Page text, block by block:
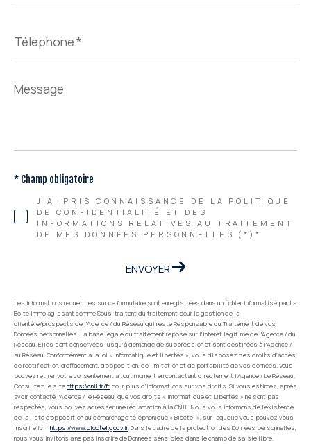
*
Message
*
J'AI PRIS CONNAISSANCE DE LA POLITIQUE
DE CONFIDENTIALITÉ ET DES
INFORMATIONS RELATIVES AU TRAITEMENT
DE MES DONNÉES PERSONNELLES (*)*
* Champ obligatoire
ENVOYER
Les informations recueillies sur ce formulaire sont enregistrées dans un fichier informatisé par La
Boite Immo agissant comme Sous-traitant du traitement pour la gestion de la
clientèle/prospects de l'Agence / du Réseau qui reste Responsable du Traitement de vos
Données personnelles. La base légale du traitement repose sur l'intérêt légitime de l'Agence / du
Réseau. Elles sont conservées jusqu'à demande de suppression et sont destinées à l'Agence /
au Réseau. Conformément à la loi « informatique et libertés », vous disposez des droits d’accès,
de rectification, d’effacement, d’opposition, de limitation et de portabilité de vos données. Vous
pouvez retirer votre consentement à tout moment en contactant directement l’Agence / Le Réseau.
Consultez le sitehttps://cnil.fr/fr pour plus d’informations sur vos droits. Si vous estimez, après
avoir contacté l'Agence / le Réseau, que vos droits « Informatique et Libertés » ne sont pas
respectés, vous pouvez adresser une réclamation à la CNIL. Nous vous informons de l’existence
de la liste d'opposition au démarchage téléphonique « Bloctel », sur laquelle vous pouvez vous
inscrire ici : https://www.bloctel.gouv.fr. Dans le cadre de la protection des Données personnelles,
nous vous invitons à ne pas inscrire de Données sensibles dans le champ de saisie libre.